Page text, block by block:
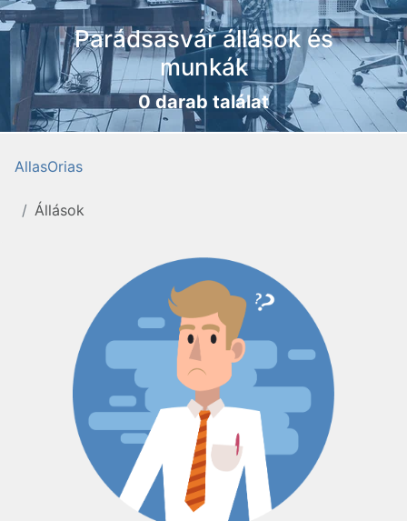
Parádsasvár állások és
munkák
0 darab találat
AllasOrias
Állások